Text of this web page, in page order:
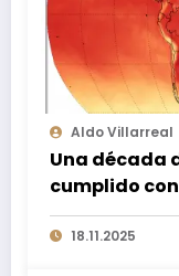
Aldo Villarreal
Una década
cumplido
prometimos?
18.11.2025